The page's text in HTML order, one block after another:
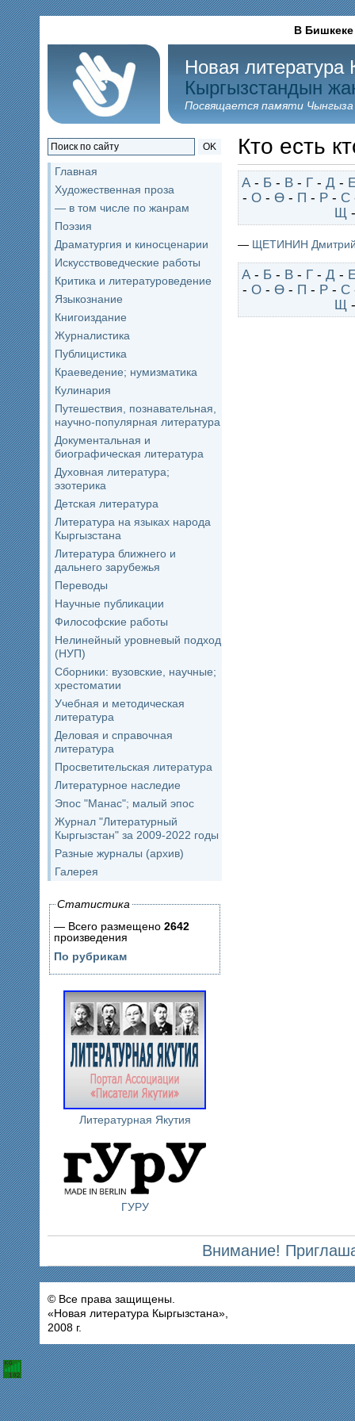
В Бишкеке
Новая литература
Кыргызстандын
Посвящается памяти
OK
Главная
Художественная проза
— в том числе по жанрам
Поэзия
Драматургия и киносценарии
Искусствоведческие работы
Критика и литературоведение
Языкознание
Книгоиздание
Журналистика
Публицистика
Краеведение; нумизматика
Кулинария
Путешествия, познавательная,
научно-популярная литература
Документальная и
биографическая литература
Духовная литература;
эзотерика
Детская литература
Литература на языках народа
Кыргызстана
Литература ближнего и
дальнего зарубежья
Переводы
Научные публикации
Философские работы
Нелинейный уровневый подход
(НУП)
Сборники: вузовские, научные;
хрестоматии
Учебная и методическая
литература
Деловая и справочная
литература
Просветительская литература
Литературное наследие
Эпос "Манас"; малый эпос
Журнал "Литературный
Кыргызстан" за 2009-2022 годы
Разные журналы (архив)
Галерея
Статистика
— Всего размещено 2642
произведения
По рубрикам
Литературная Якутия
ГУРУ
Кто есть
А - Б - В - Г - Д -
- О- Ө- П - Р- С
Щ
— ЩЕТИНИН
А - Б - В - Г - Д -
- О- Ө- П - Р- С
Щ
Внимание!
© Все права защищены.
«Новая литература Кыргызстана»,
2008 г.